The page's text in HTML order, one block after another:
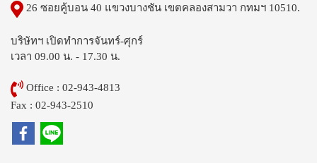
26 ซอยคู้บอน 40 แขวงบางชัน เขตคลองสามวา กทมฯ 10510.
บริษัทฯ เปิดทำการจันทร์-ศุกร์
เวลา 09.00 น. - 17.30 น.
Office : 02-943-4813
Fax : 02-943-2510